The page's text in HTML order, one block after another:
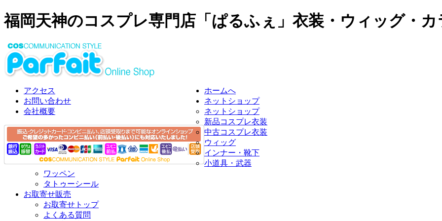
福岡天神のコスプレ専門店「ぱるふぇ」衣装・ウィッグ・
アクセス
お問い合わせ
会社概要
ホームへ
ネットショップ
ネットショップ
新品コスプレ衣装
中古コスプレ衣装
ウィッグ
インナー・靴下
小道具・武器
ワッペン
タトゥーシール
お取寄せ販売
お取寄せトップ
よくある質問